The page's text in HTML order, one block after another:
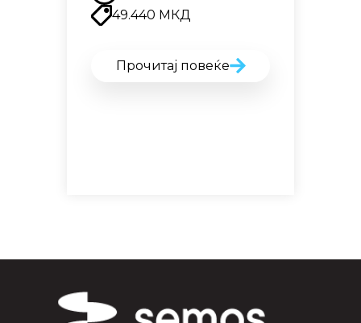
49.440 МКД
Прочитај повеќе